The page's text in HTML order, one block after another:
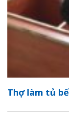
Thợ làm tủ